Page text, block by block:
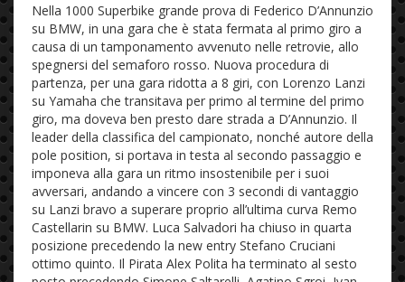
Nella 1000 Superbike grande prova di Federico D’Annunzio
su BMW, in una gara che è stata fermata al primo giro a
causa di un tamponamento avvenuto nelle retrovie, allo
spegnersi del semaforo rosso. Nuova procedura di
partenza, per una gara ridotta a 8 giri, con Lorenzo Lanzi
su Yamaha che transitava per primo al termine del primo
giro, ma doveva ben presto dare strada a D’Annunzio. Il
leader della classifica del campionato, nonché autore della
pole position, si portava in testa al secondo passaggio e
imponeva alla gara un ritmo insostenibile per i suoi
avversari, andando a vincere con 3 secondi di vantaggio
su Lanzi bravo a superare proprio all’ultima curva Remo
Castellarin su BMW. Luca Salvadori ha chiuso in quarta
posizione precedendo la new entry Stefano Cruciani
ottimo quinto. Il Pirata Alex Polita ha terminato al sesto